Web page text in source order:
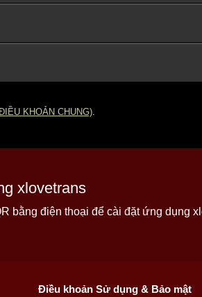
KHOẢN CHUNG).
xlovetrans
bằng điện thoại để cài đặt ứng dụng
Điều khoản Sử dụng & Bảo mật